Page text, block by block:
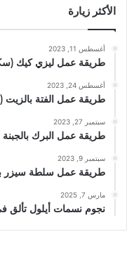
الأكثر زيارة
أغسطس 11, 2023
طريقة عمل ليزي كيك
أغسطس 24, 2023
طريقة عمل الفتة بالزيت
سبتمبر 27, 2023
طريقة عمل البرك بالجبنة
سبتمبر 9, 2023
طريقة عمل سلطة سيزر
مارس 7, 2025
نجوم نسمات أيلول تألق